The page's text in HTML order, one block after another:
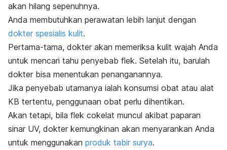
akan hilang sepenuhnya.
Anda membutuhkan perawatan lebih lanjut dengan
dokter spesialis kulit.
Pertama-tama, dokter akan memeriksa kulit wajah Anda
untuk mencari tahu penyebab flek. Setelah itu, barulah
dokter bisa menentukan penanganannya.
Jika penyebab utamanya ialah konsumsi obat atau alat
KB tertentu, penggunaan obat perlu dihentikan.
Akan tetapi, bila flek cokelat muncul akibat paparan
sinar UV, dokter kemungkinan akan menyarankan Anda
untuk menggunakan produk tabir surya.